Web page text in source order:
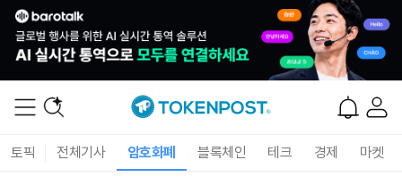
토픽 전체기사 암호화폐 블록체인 테크 경제 마켓
XRP (XRP) ₩ 1,462(+0.46%)